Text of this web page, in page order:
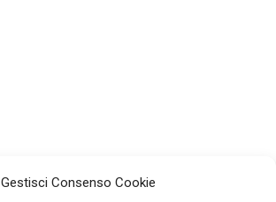
Gestisci Consenso Cookie